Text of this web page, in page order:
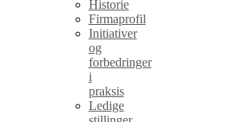
Historie
Firmaprofil
Initiativer
og
forbedringer
i
praksis
Ledige